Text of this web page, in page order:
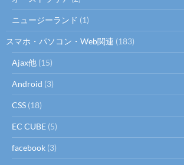
ニュージーランド (1)
スマホ・パソコン・Web関連 (183)
Ajax他 (15)
Android (3)
CSS (18)
EC CUBE (5)
facebook (3)